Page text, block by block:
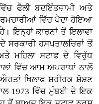
ਫੈਲੀ ਬਦਇੰਤਜ਼ਾਮੀ ਅਤੇ
ਵਿੱਚ ਪੈਦਾ ਹੋਇਆ
ਇਨ੍ਹਾਂ ਕਾਰਨਾਂ ਤੋਂ ਇਲਾਵਾ
ਹਸਪਤਾਲਚਿਰਾਂ ਤੋਂ
ਮਹਿਲਾ ਸਟਾਫ ਦੇ ਵਿਰੁੱਧ
ਵਿੱਚ ਆਮ ਅਪਰਾਧਾਂ ਨਾਲੋਂ
ਖਿਲਾਫ ਸ਼ਰੀਰਕ ਸ਼ੋਸ਼ਣ
1973 ਵਿੱਚ ਮੁੰਬਈ ਦੇ ਇਕ